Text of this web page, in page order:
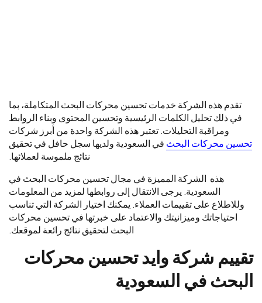
تقدم هذه الشركة خدمات تحسين محركات البحث المتكاملة، بما
في ذلك تحليل الكلمات الرئيسية وتحسين المحتوى وبناء الروابط
ومراقبة التحليلات. تعتبر هذه الشركة واحدة من أبرز شركات
تحسين محركات البحث في السعودية ولديها سجل حافل في تحقيق
نتائج ملموسة لعملائها.
هذه الشركة المميزة في مجال تحسين محركات البحث في
السعودية. يرجى الانتقال إلى روابطها لمزيد من المعلومات
وللاطلاع على تقييمات العملاء. يمكنك اختيار الشركة التي تناسب
احتياجاتك وميزانيتك والاعتماد على خبرتها في تحسين محركات
البحث لتحقيق نتائج رائعة لموقعك.
تقييم شركة وايد تحسين محركات
البحث في السعودية